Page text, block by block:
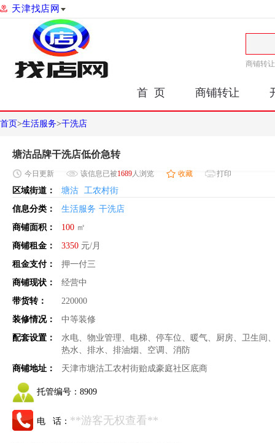
天津找店网
商铺转让
首 页 商铺转让
首页>生活服务>干洗店
塘沽品牌干洗店低价急转
今日 更新 该信息已被1689人浏览 收藏 打印
区域街道： 塘沽 工农村街
信息分类：
生活服务 干洗店
商铺面积：
100 ㎡
商铺租金：
3350 元/月
租金支付：
押一付三
商铺现状：
经营中
带货转：
220000
装修情况：
中等装修
配套设置：
水电、物业管理、电梯、停车位、暖气、厨房、卫生间
热水、排水、排油烟、空调、消防
商铺地址：
天津市塘沽工农村街贻成豪庭社区底商
托管编号： 8909
电 话： **游客无权查看**